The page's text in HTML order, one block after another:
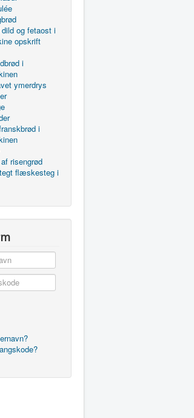
og fetaost i
opskrift
i
ymerdrys
i
risengrød
flæskesteg i